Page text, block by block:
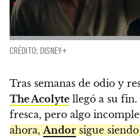
CRÉDITO: DISNEY+
Tras semanas de odio y
The Acolyte llegó a su
fresca, pero algo
ahora,Andor sigue